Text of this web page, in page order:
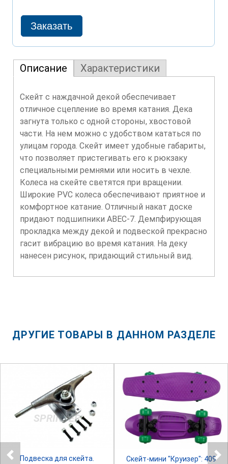
Описание Характеристики
Скейт с наждачной декой обеспечивает
отличное сцепление во время катания. Дека
загнута только с одной стороны, хвостовой
части. На нем можно с удобством кататься по
улицам города. Скейт имеет удобные габариты,
что позволяет пристегивать его к рюкзаку
специальными ремнями или носить в чехле.
Колеса на скейте светятся при вращении.
Широкие PVC колеса обеспечивают приятное и
комфортное катание. Отличный накат доске
придают подшипники ABEC-7. Демпфирующая
прокладка между декой и подвеской прекрасно
гасит вибрацию во время катания. На деку
нанесен рисунок, придающий стильный вид.
ДРУГИЕ ТОВАРЫ В ДАННОМ РАЗДЕЛЕ
SPRINTER
Подвеска для скейта.
SPRINTER
Скейт-мини "Круизер": 409